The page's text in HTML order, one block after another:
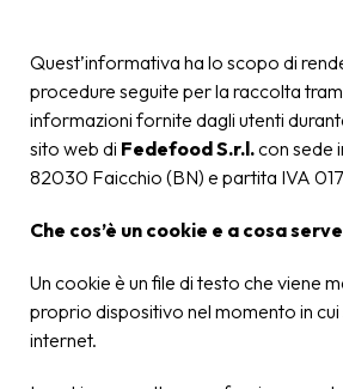
Quest’informativa ha lo scopo di
procedure seguite per la raccolta
informazioni fornite dagli utenti
sito web di Fedefood S.r.l.con sede
82030 Faicchio (BN) e partita IVA
Che cos’è un cookie e a cosa
Un cookie è un file di testo che viene
proprio dispositivo nel momento in cui
internet.